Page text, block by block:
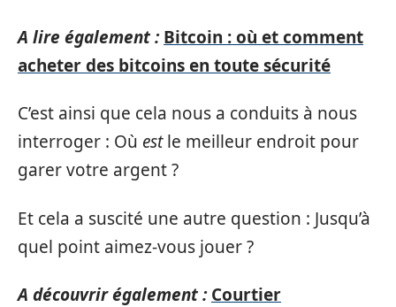
A lire également : Bitcoin : où et comment
acheter des bitcoins en toute sécurité
C’est ainsi que cela nous a conduits à nous
interroger : Où estle meilleur endroit pour
garer votre argent ?
Et cela a suscité une autre question : Jusqu’à
quel point aimez-vous jouer ?
A découvrir également : Courtier